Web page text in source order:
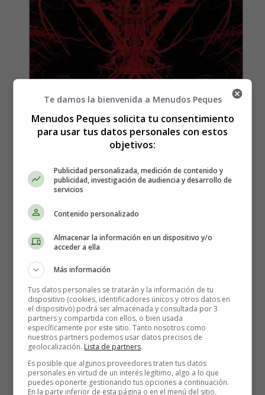
Estreno en España de la
Dirección:Adam Wingard
Reparto:Valorie Curry, Wes Robinson, Callie
Hernandez, Brandon Scott, Corbin Reid y James Allen
McCune
Nacionalidades: USA
Año: 2016
Fecha de estreno: 04-11-2016
Te damos la bienvenida a Menudos Peques
Menudos Peques solicita tu consentimiento
para usar tus datos personales con estos
objetivos:
Publicidad personalizada, medición de contenido y
publicidad, investigación de audiencia y desarrollo de
servicios
Contenido personalizado
Almacenar la información en un dispositivo y/o
acceder a ella
Más información
Tus datos personales se tratarán y la información de tu
dispositivo (cookies, identificadores únicos y otros datos en
el dispositivo) podrá ser almacenada y consultada por 3
partners y compartida con ellos, o bien usada
específicamente por este sitio. Tanto nosotros como
nuestros partners podemos usar datos precisos de
geolocalización. Lista de partners.
Es posible que algunos proveedores traten tus datos
personales en virtud de un interés legítimo, algo a lo que
puedes oponerte gestionando tus opciones a continuación.
En la parte inferior de esta página o en el menú del sitio,